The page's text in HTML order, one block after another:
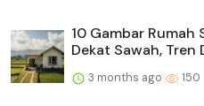
10 Gambar Rumah
Dekat Sawah, Tren
3 months ago 150